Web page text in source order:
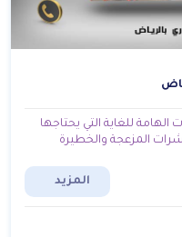
للغاية التي يحتاجها
المزعجة والخطيرة
المزيد